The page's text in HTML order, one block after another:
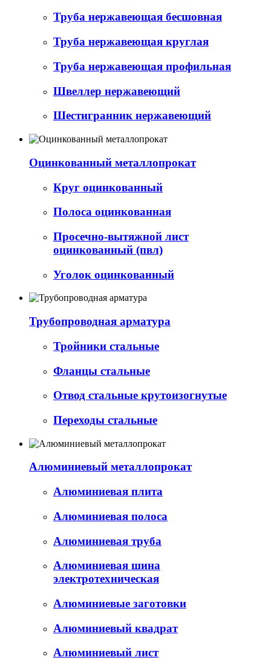
Труба нержавеющая бесшовная
Труба нержавеющая круглая
Труба нержавеющая профильная
Швеллер нержавеющий
Шестигранник нержавеющий
Оцинкованный металлопрокат
Круг оцинкованный
Полоса оцинкованная
Просечно-вытяжной лист
оцинкованный (пвл)
Уголок оцинкованный
Трубопроводная арматура
Тройники стальные
Фланцы стальные
Отвод стальные крутоизогнутые
Переходы стальные
Алюминиевый металлопрокат
Алюминиевая плита
Алюминиевая полоса
Алюминиевая труба
Алюминиевая шина
электротехническая
Алюминиевые заготовки
Алюминиевый квадрат
Алюминиевый лист